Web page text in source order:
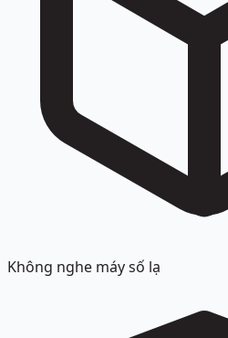
Không nghe máy số lạ